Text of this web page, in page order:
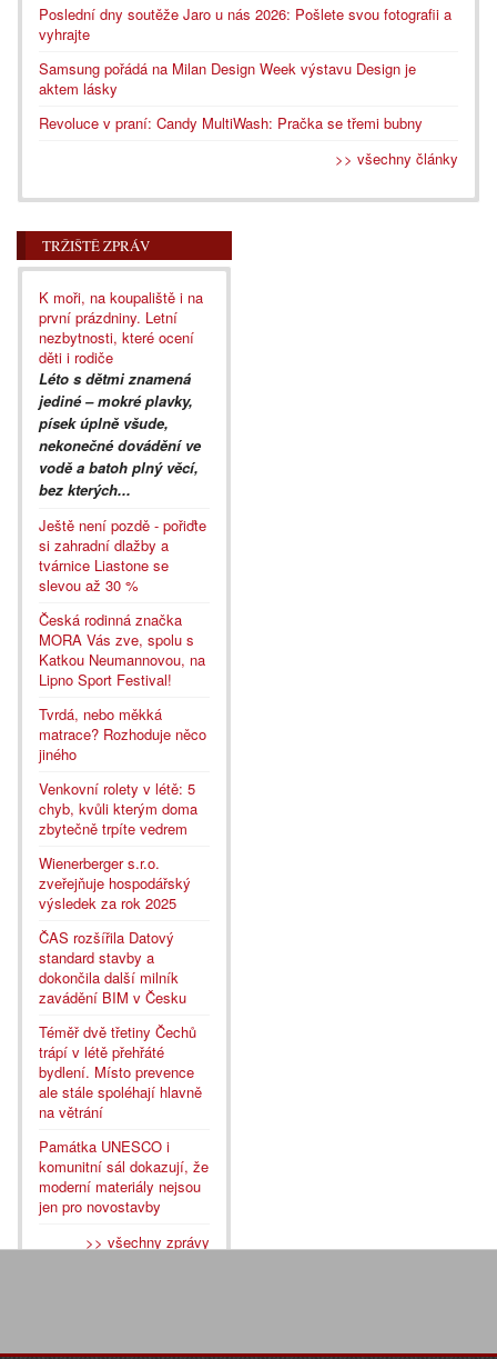
Poslední dny soutěže Jaro u nás 2026: Pošlete svou fotografii a
vyhrajte
Samsung pořádá na Milan Design Week výstavu Design je
aktem lásky
Revoluce v praní: Candy MultiWash: Pračka se třemi bubny
>> všechny články
TRŽIŠTĚ ZPRÁV
K moři, na koupaliště i na
první prázdniny. Letní
nezbytnosti, které ocení
děti i rodiče
Léto s dětmi znamená
jediné – mokré plavky,
písek úplně všude,
nekonečné dovádění ve
vodě a batoh plný věcí,
bez kterých...
Ještě není pozdě - pořiďte
si zahradní dlažby a
tvárnice Liastone se
slevou až 30 %
Česká rodinná značka
MORA Vás zve, spolu s
Katkou Neumannovou, na
Lipno Sport Festival!
Tvrdá, nebo měkká
matrace? Rozhoduje něco
jiného
Venkovní rolety v létě: 5
chyb, kvůli kterým doma
zbytečně trpíte vedrem
Wienerberger s.r.o.
zveřejňuje hospodářský
výsledek za rok 2025
ČAS rozšířila Datový
standard stavby a
dokončila další milník
zavádění BIM v Česku
Téměř dvě třetiny Čechů
trápí v létě přehřáté
bydlení. Místo prevence
ale stále spoléhají hlavně
na větrání
Památka UNESCO i
komunitní sál dokazují, že
moderní materiály nejsou
jen pro novostavby
>> všechny zprávy